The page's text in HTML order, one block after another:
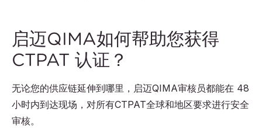
启迈QIMA如何帮助您获得
CTPAT 认证？
无论您的供应链延伸到哪里，启迈QIMA审核员都能在 48
小时内到达现场，对所有CTPAT全球和地区要求进行安全
审核。